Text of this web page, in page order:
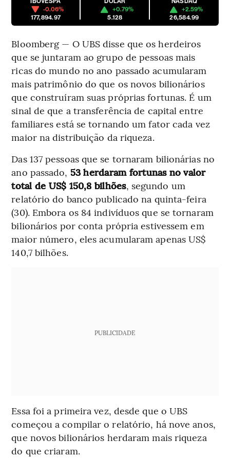
-0.06%
177,894.97
+0.79%
5.128
+2.59%
26,584.99
Bloomberg — O UBS disse que os herdeiros
que se juntaram ao grupo de pessoas mais
ricas do mundo no ano passado acumularam
mais patrimônio do que os novos bilionários
que construíram suas próprias fortunas. É um
sinal de que a transferência de capital entre
familiares está se tornando um fator cada vez
maior na distribuição da riqueza.
Das 137 pessoas que se tornaram bilionárias no
ano passado, 53 herdaram fortunas no valor
total de US$ 150,8 bilhões, segundo um
relatório do banco publicado na quinta-feira
(30). Embora os 84 indivíduos que se tornaram
bilionários por conta própria estivessem em
maior número, eles acumularam apenas US$
140,7 bilhões.
PUBLICIDADE
Essa foi a primeira vez, desde que o UBS
começou a compilar o relatório, há nove anos,
que novos bilionários herdaram mais riqueza
do que criaram.